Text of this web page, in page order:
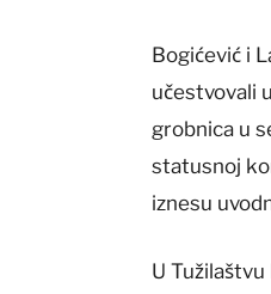
Bogićević i
učestvovali
grobnica u
statusnoj
iznesu
U